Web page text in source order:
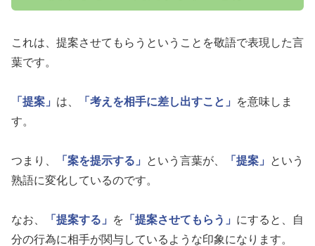
これは、提案させてもらうということを敬語で表現した言
葉です。
「提案」 は、 「考えを相手に差し出すこと」
を意味しま
す。
つまり、 「案を提示する」 という言葉が、 「提案」
という
熟語に変化しているのです。
なお、 「提案する」 を 「提案させてもらう」 にすると、自
分の行為に相手が関与しているような印象になります。